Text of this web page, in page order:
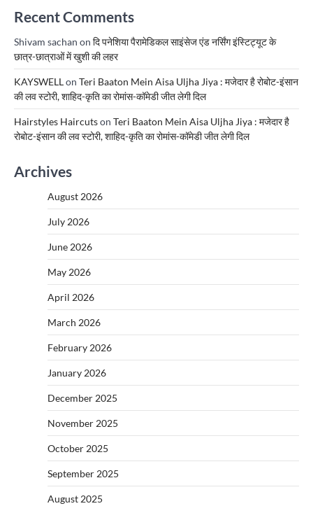
Recent Comments
Shivam sachan on दि पनेशिया पैरामेडिकल साइंसेज एंड नर्सिंग इंस्टिट्यूट के
छात्र-छात्राओं में खुशी की लहर
KAYSWELLon Teri Baaton Mein Aisa Uljha Jiya : मजेदार है रोबोट-इंसान
की लव स्टोरी, शाहिद-कृति का रोमांस-कॉमेडी जीत लेगी दिल
Hairstyles Haircutson Teri Baaton Mein Aisa Uljha Jiya : मजेदार है
रोबोट-इंसान की लव स्टोरी, शाहिद-कृति का रोमांस-कॉमेडी जीत लेगी दिल
Archives
August 2026
July 2026
June 2026
May 2026
April 2026
March 2026
February 2026
January 2026
December 2025
November 2025
October 2025
September 2025
August 2025